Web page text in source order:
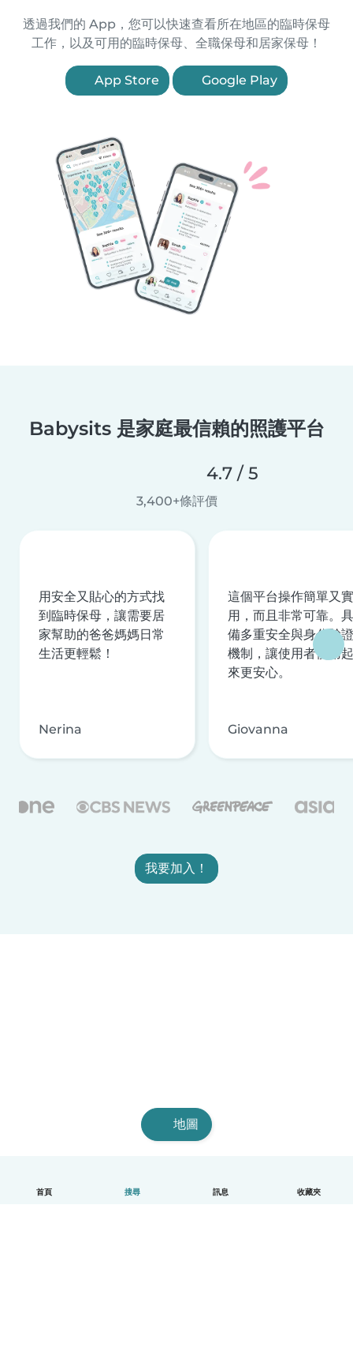
首頁 搜尋 訊息 收藏夾
透過我們的 App，您可以快速查看所在地區的臨時保母
工作，以及可用的臨時保母、全職保母和居家保母！
App Store Google Play
Babysits 是家庭最信賴的照護平台
4.7 / 5
3,400+條評價
用安全又貼心的方式找
到臨時保母，讓需要居
家幫助的爸爸媽媽日常
生活更輕鬆！
Nerina
這個平台操作簡單又實
用，而且非常可靠。具
備多重安全與身分驗證
機制，讓使用者使用起
來更安心。
Giovanna
我要加入！
地圖